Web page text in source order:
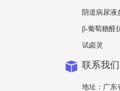
阴道病尿液
β-葡萄糖醛
试卤灵
联系我们
地址：广东